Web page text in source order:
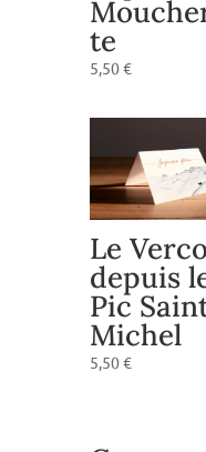
te
5,50€
Le
depuis
Pic
Michel
5,50€